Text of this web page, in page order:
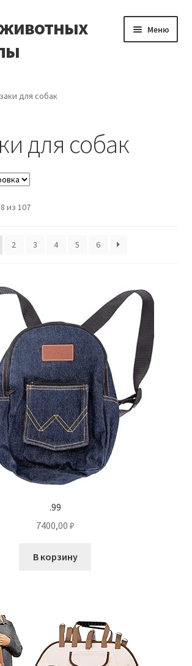
Меню
корма из Германии
для собак
для собак
из 107
2 3 4 5 6
.99
7400,00 ₽
В корзину